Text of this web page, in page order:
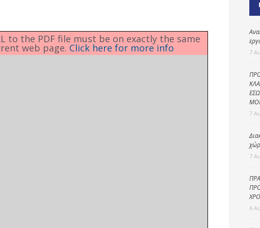
Δημοτική
αστυνομία
to the PDF file must be on exactly the same
web page. Click here for more info 7
7
7
6